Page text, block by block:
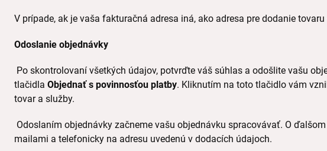
V prípade, ak je vaša fakturačná adresa iná, ako adresa pre dodanie
Odoslanie objednávky
Po skontrolovaní všetkých údajov, potvrďte váš súhlas a odošlite vašu
tlačidla Objednať s povinnosťou platby. Kliknutím na toto tlačidlo vám
tovar a služby.
Odoslaním objednávky začneme vašu objednávku spracovávať. O
mailami a telefonicky na adresu uvedenú v dodacích údajoch.